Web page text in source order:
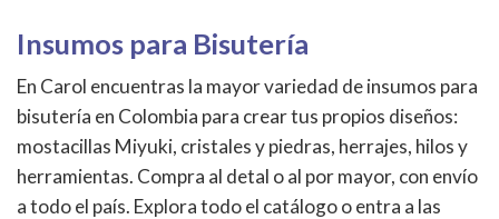
Insumos para Bisutería
En Carol encuentras la mayor variedad de insumos para
bisutería en Colombia para crear tus propios diseños:
mostacillas Miyuki, cristales y piedras, herrajes, hilos y
herramientas. Compra al detal o al por mayor, con envío
a todo el país. Explora todo el catálogo o entra a las